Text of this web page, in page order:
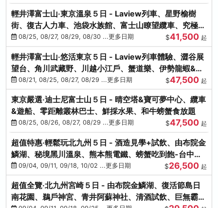
輕井澤富士山‧東京溫泉５日 - Laview列車、星野榆樹
街、復古人力車、池袋水族館、富士山瞭望纜車、究極海
鮮食放題
08/25, 08/27, 08/29, 08/30 ...更多日期 $41,500 起
輕井澤富士山‧悠活東京５日 - Laview列車體驗、澀谷展
望台、角川武藏野、川越小江戶、蟹道樂、伊勢龍蝦&海
膽生魚片
08/21, 08/25, 08/27, 08/29 ...更多日期 $47,500 起
東京嚴選‧迪士尼富士山５日 - 晴空塔&寶可夢中心、纜車
&遊船、零距離叢林巴士、鮮採水果、和牛螃蟹食放題
08/25, 08/26, 08/27, 08/29 ...更多日期 $47,500 起
超值特惠‧輕鬆玩北九州５日 - 酒造見學+試飲、由布院金
鱗湖、秘境黑川溫泉、熊本熊電鐵、螃蟹吃到飽-台中出
發09/04, 09/11, 09/18, 10/02 ...更多日期 $26,500 起
超值全覽‧北九州宮崎５日 - 由布院金鱗湖、復活節島日
南花園、鵜戶神宮、青井阿蘇神社、清酒試飲、巨無霸熊